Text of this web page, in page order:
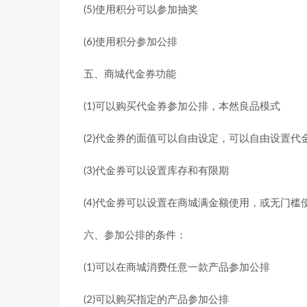
(5)使用积分可以参加抽奖
(6)使用积分参加公排
五、商城代金券功能
(1)可以购买代金券参加公排，本然良品模式
(2)代金券的面值可以自由设定，可以自由设置代
(3)代金券可以设置库存和有限期
(4)代金券可以设置在商城满金额使用，或无门槛
六、参加公排的条件：
(1)可以在商城消费任意一款产品参加公排
(2)可以购买指定的产品参加公排